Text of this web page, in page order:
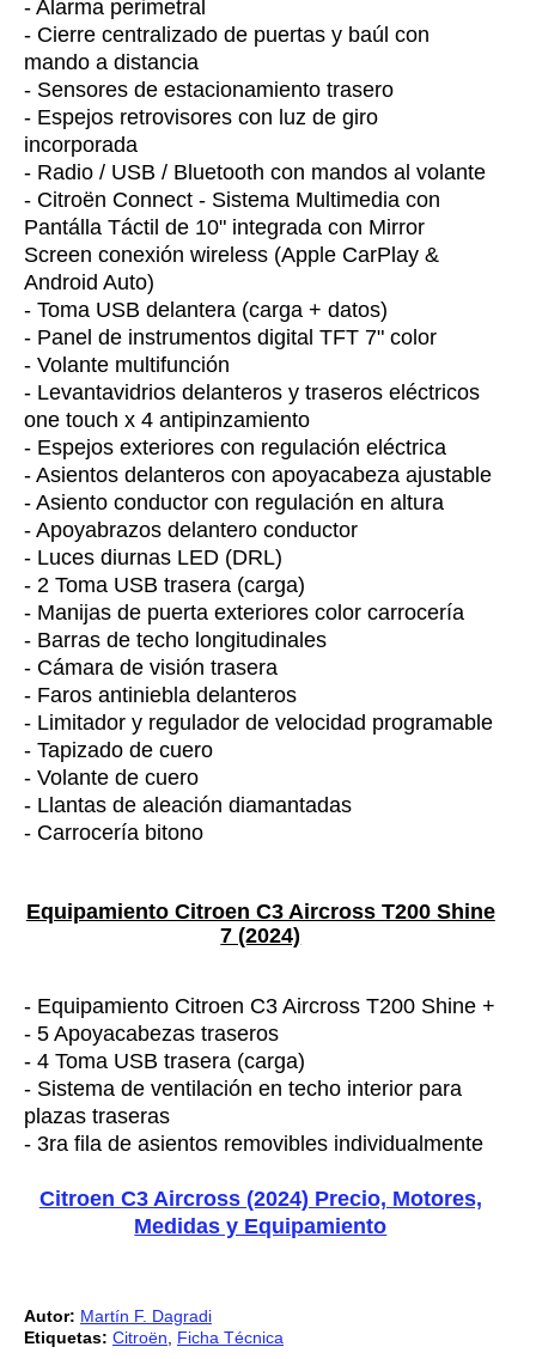
- Alarma perimetral
- Cierre centralizado de puertas y baúl con
mando a distancia
- Sensores de estacionamiento trasero
- Espejos retrovisores con luz de giro
incorporada
- Radio / USB / Bluetooth con mandos al volante
- Citroën Connect - Sistema Multimedia con
Pantálla Táctil de 10" integrada con Mirror
Screen conexión wireless (Apple CarPlay &
Android Auto)
- Toma USB delantera (carga + datos)
- Panel de instrumentos digital TFT 7" color
- Volante multifunción
- Levantavidrios delanteros y traseros eléctricos
one touch x 4 antipinzamiento
- Espejos exteriores con regulación eléctrica
- Asientos delanteros con apoyacabeza ajustable
- Asiento conductor con regulación en altura
- Apoyabrazos delantero conductor
- Luces diurnas LED (DRL)
- 2 Toma USB trasera (carga)
- Manijas de puerta exteriores color carrocería
- Barras de techo longitudinales
- Cámara de visión trasera
- Faros antiniebla delanteros
- Limitador y regulador de velocidad programable
- Tapizado de cuero
- Volante de cuero
- Llantas de aleación diamantadas
- Carrocería bitono
Equipamiento Citroen C3 Aircross T200 Shine
7 (2024)
- Equipamiento Citroen C3 Aircross T200 Shine +
- 5 Apoyacabezas traseros
- 4 Toma USB trasera (carga)
- Sistema de ventilación en techo interior para
plazas traseras
- 3ra fila de asientos removibles individualmente
Citroen C3 Aircross (2024) Precio, Motores,
Medidas y Equipamiento
Autor: Martín F. Dagradi
Etiquetas: Citroën Ficha Técnica